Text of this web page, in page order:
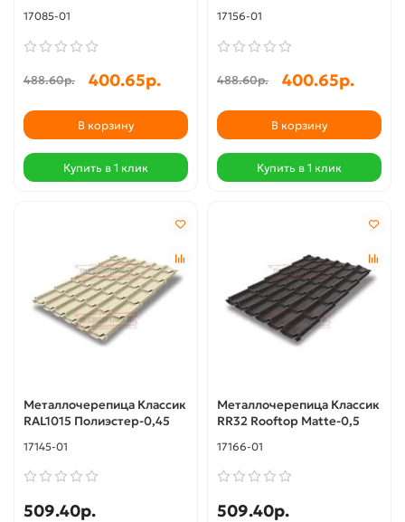
17085-01
488.60р. 400.65р.
В корзину
Купить в 1 клик
17156-01
488.60р. 400.65р.
В корзину
Купить в 1 клик
Металлочерепица Классик
RAL1015 Полиэстер-0,45
17145-01
509.40р.
Металлочерепица Классик
RR32 Rooftop Matte-0,5
17166-01
509.40р.